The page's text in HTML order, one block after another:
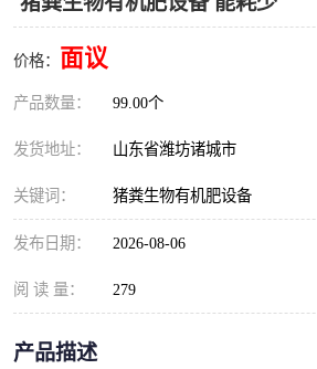
价格： 面议
产品数量： 99.00个
发货地址： 山东省潍坊诸城市
关键词： 猪粪生物有机肥设备
发布日期： 2026-08-06
阅 读 量： 279
产品描述